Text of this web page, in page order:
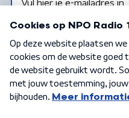
Algemene voorwaarden